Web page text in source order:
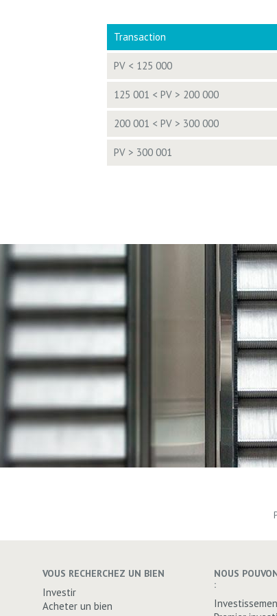
Transaction
PV < 125 000
125 001 < PV > 200 000
200 001 < PV > 300 000
PV > 300 001
VOUS RECHERCHEZ UN BIEN
Investir
Acheter un bien
NOUS
: